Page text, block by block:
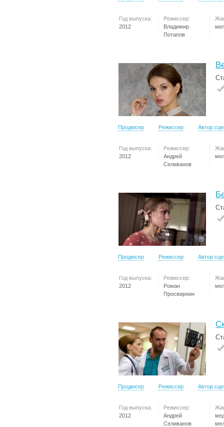
Год выпуска:
2012
Режиссер:
Владимир
Потапов
Продюсер Режиссер Автор
Год выпуска:
2012
Режиссер:
Андрей
Селиванов
Продюсер Режиссер Автор
Год выпуска:
2012
Режиссер:
Роман
Просвирнин
Продюсер Режиссер Автор
Год выпуска:
2012
Режиссер:
Андрей
Селиванов